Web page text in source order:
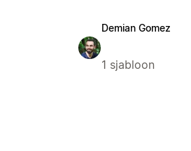
Demian Gomez
1 sjabloon